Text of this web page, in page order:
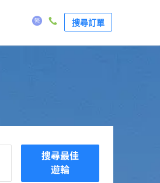
搜尋訂單
搜尋最佳
遊輪